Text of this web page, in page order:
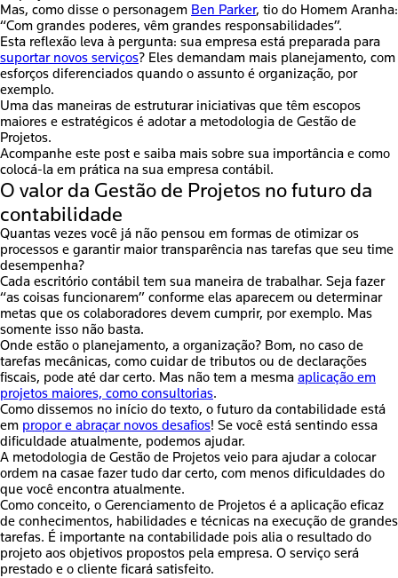
Mas, como disse o personagem Ben Parker, tio do Homem Aranha:
“Com grandes poderes, vêm grandes responsabilidades”.
Esta reflexão leva à pergunta: sua empresa está preparada para
suportar novos serviços? Eles demandam mais planejamento, com
esforços diferenciados quando o assunto é organização, por
exemplo.
Uma das maneiras de estruturar iniciativas que têm escopos
maiores e estratégicos é adotar a metodologia de Gestão de
Projetos.
Acompanhe este post e saiba mais sobre sua importância e como
colocá-la em prática na sua empresa contábil.
O valor da Gestão de Projetos no futuro da
contabilidade
Quantas vezes você já não pensou em formas de otimizar os
processos e garantir maior transparência nas tarefas que seu time
desempenha?
Cada escritório contábil tem sua maneira de trabalhar. Seja fazer
“as coisas funcionarem” conforme elas aparecem ou determinar
metas que os colaboradores devem cumprir, por exemplo. Mas
somente isso não basta.
Onde estão o planejamento, a organização? Bom, no caso de
tarefas mecânicas, como cuidar de tributos ou de declarações
fiscais, pode até dar certo. Mas não tem a mesma aplicação em
projetos maiores, como consultorias.
Como dissemos no início do texto, o futuro da contabilidade está
em propor e abraçar novos desafios! Se você está sentindo essa
dificuldade atualmente, podemos ajudar.
A metodologia de Gestão de Projetos veio para ajudar a colocar
ordem na casae fazer tudo dar certo, com menos dificuldades do
que você encontra atualmente.
Como conceito, o Gerenciamento de Projetos é a aplicação eficaz
de conhecimentos, habilidades e técnicas na execução de grandes
tarefas. É importante na contabilidade pois alia o resultado do
projeto aos objetivos propostos pela empresa. O serviço será
prestado e o cliente ficará satisfeito.